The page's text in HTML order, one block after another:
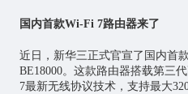
国内首款Wi-Fi 7路由器来了
近日，新华三正式官宣了国内首
BE18000。这款路由器搭载第三
7最新无线协议技术，支持最大